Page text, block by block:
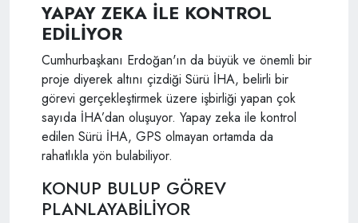
YAPAY ZEKA İLE KONTROL
EDİLİYOR
Cumhurbaşkanı Erdoğan'ın da büyük ve önemli bir
proje diyerek altını çizdiği Sürü İHA, belirli bir
görevi gerçekleştirmek üzere işbirliği yapan çok
sayıda İHA’dan oluşuyor. Yapay zeka ile kontrol
edilen Sürü İHA, GPS olmayan ortamda da
rahatlıkla yön bulabiliyor.
KONUP BULUP GÖREV
PLANLAYABİLİYOR